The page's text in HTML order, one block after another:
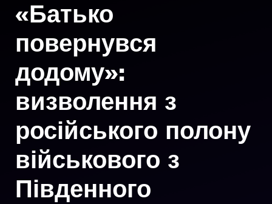
«Батько
повернувся
додому»:
визволення з
російського полону
військового з
Південного